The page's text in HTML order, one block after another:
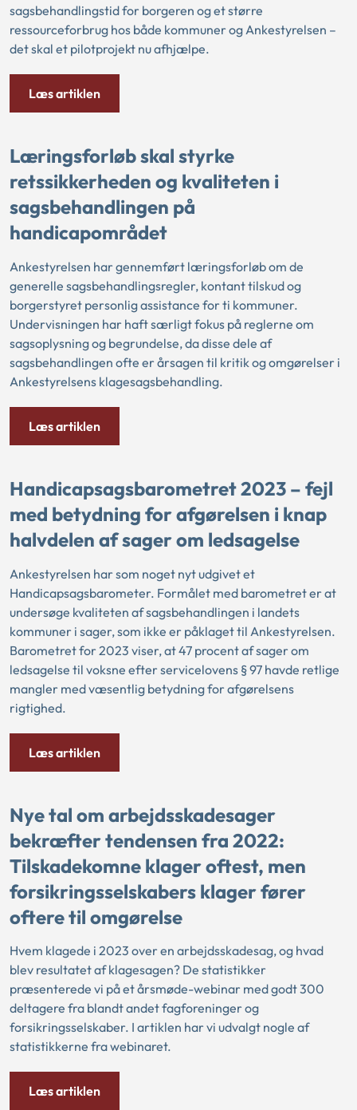
sagsbehandlingstid for borgeren og et større
ressourceforbrug hos både kommuner og Ankestyrelsen –
det skal et pilotprojekt nu afhjælpe.
Læs artiklen
Læringsforløb skal styrke
retssikkerheden og kvaliteten i
sagsbehandlingen på
handicapområdet
Ankestyrelsen har gennemført læringsforløb om de
generelle sagsbehandlingsregler, kontant tilskud og
borgerstyret personlig assistance for ti kommuner.
Undervisningen har haft særligt fokus på reglerne om
sagsoplysning og begrundelse, da disse dele af
sagsbehandlingen ofte er årsagen til kritik og omgørelser i
Ankestyrelsens klagesagsbehandling.
Læs artiklen
Handicapsagsbarometret 2023 – fejl
med betydning for afgørelsen i knap
halvdelen af sager om ledsagelse
Ankestyrelsen har som noget nyt udgivet et
Handicapsagsbarometer. Formålet med barometret er at
undersøge kvaliteten af sagsbehandlingen i landets
kommuner i sager, som ikke er påklaget til Ankestyrelsen.
Barometret for 2023 viser, at 47 procent af sager om
ledsagelse til voksne efter servicelovens § 97 havde retlige
mangler med væsentlig betydning for afgørelsens
rigtighed.
Læs artiklen
Nye tal om arbejdsskadesager
bekræfter tendensen fra 2022:
Tilskadekomne klager oftest, men
forsikringsselskabers klager fører
oftere til omgørelse
Hvem klagede i 2023 over en arbejdsskadesag, og hvad
blev resultatet af klagesagen? De statistikker
præsenterede vi på et årsmøde-webinar med godt 300
deltagere fra blandt andet fagforeninger og
forsikringsselskaber. I artiklen har vi udvalgt nogle af
statistikkerne fra webinaret.
Læs artiklen